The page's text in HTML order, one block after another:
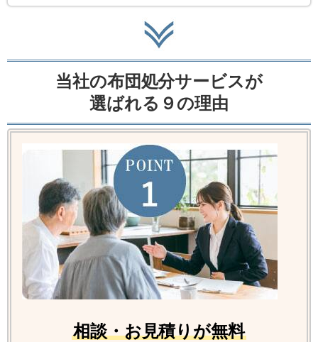
当社の布団処分サービスが
選ばれる９の理由
相談・お見積りが無料